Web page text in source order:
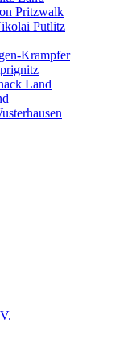
Pritzwalk
Putlitz
Krampfer
Land